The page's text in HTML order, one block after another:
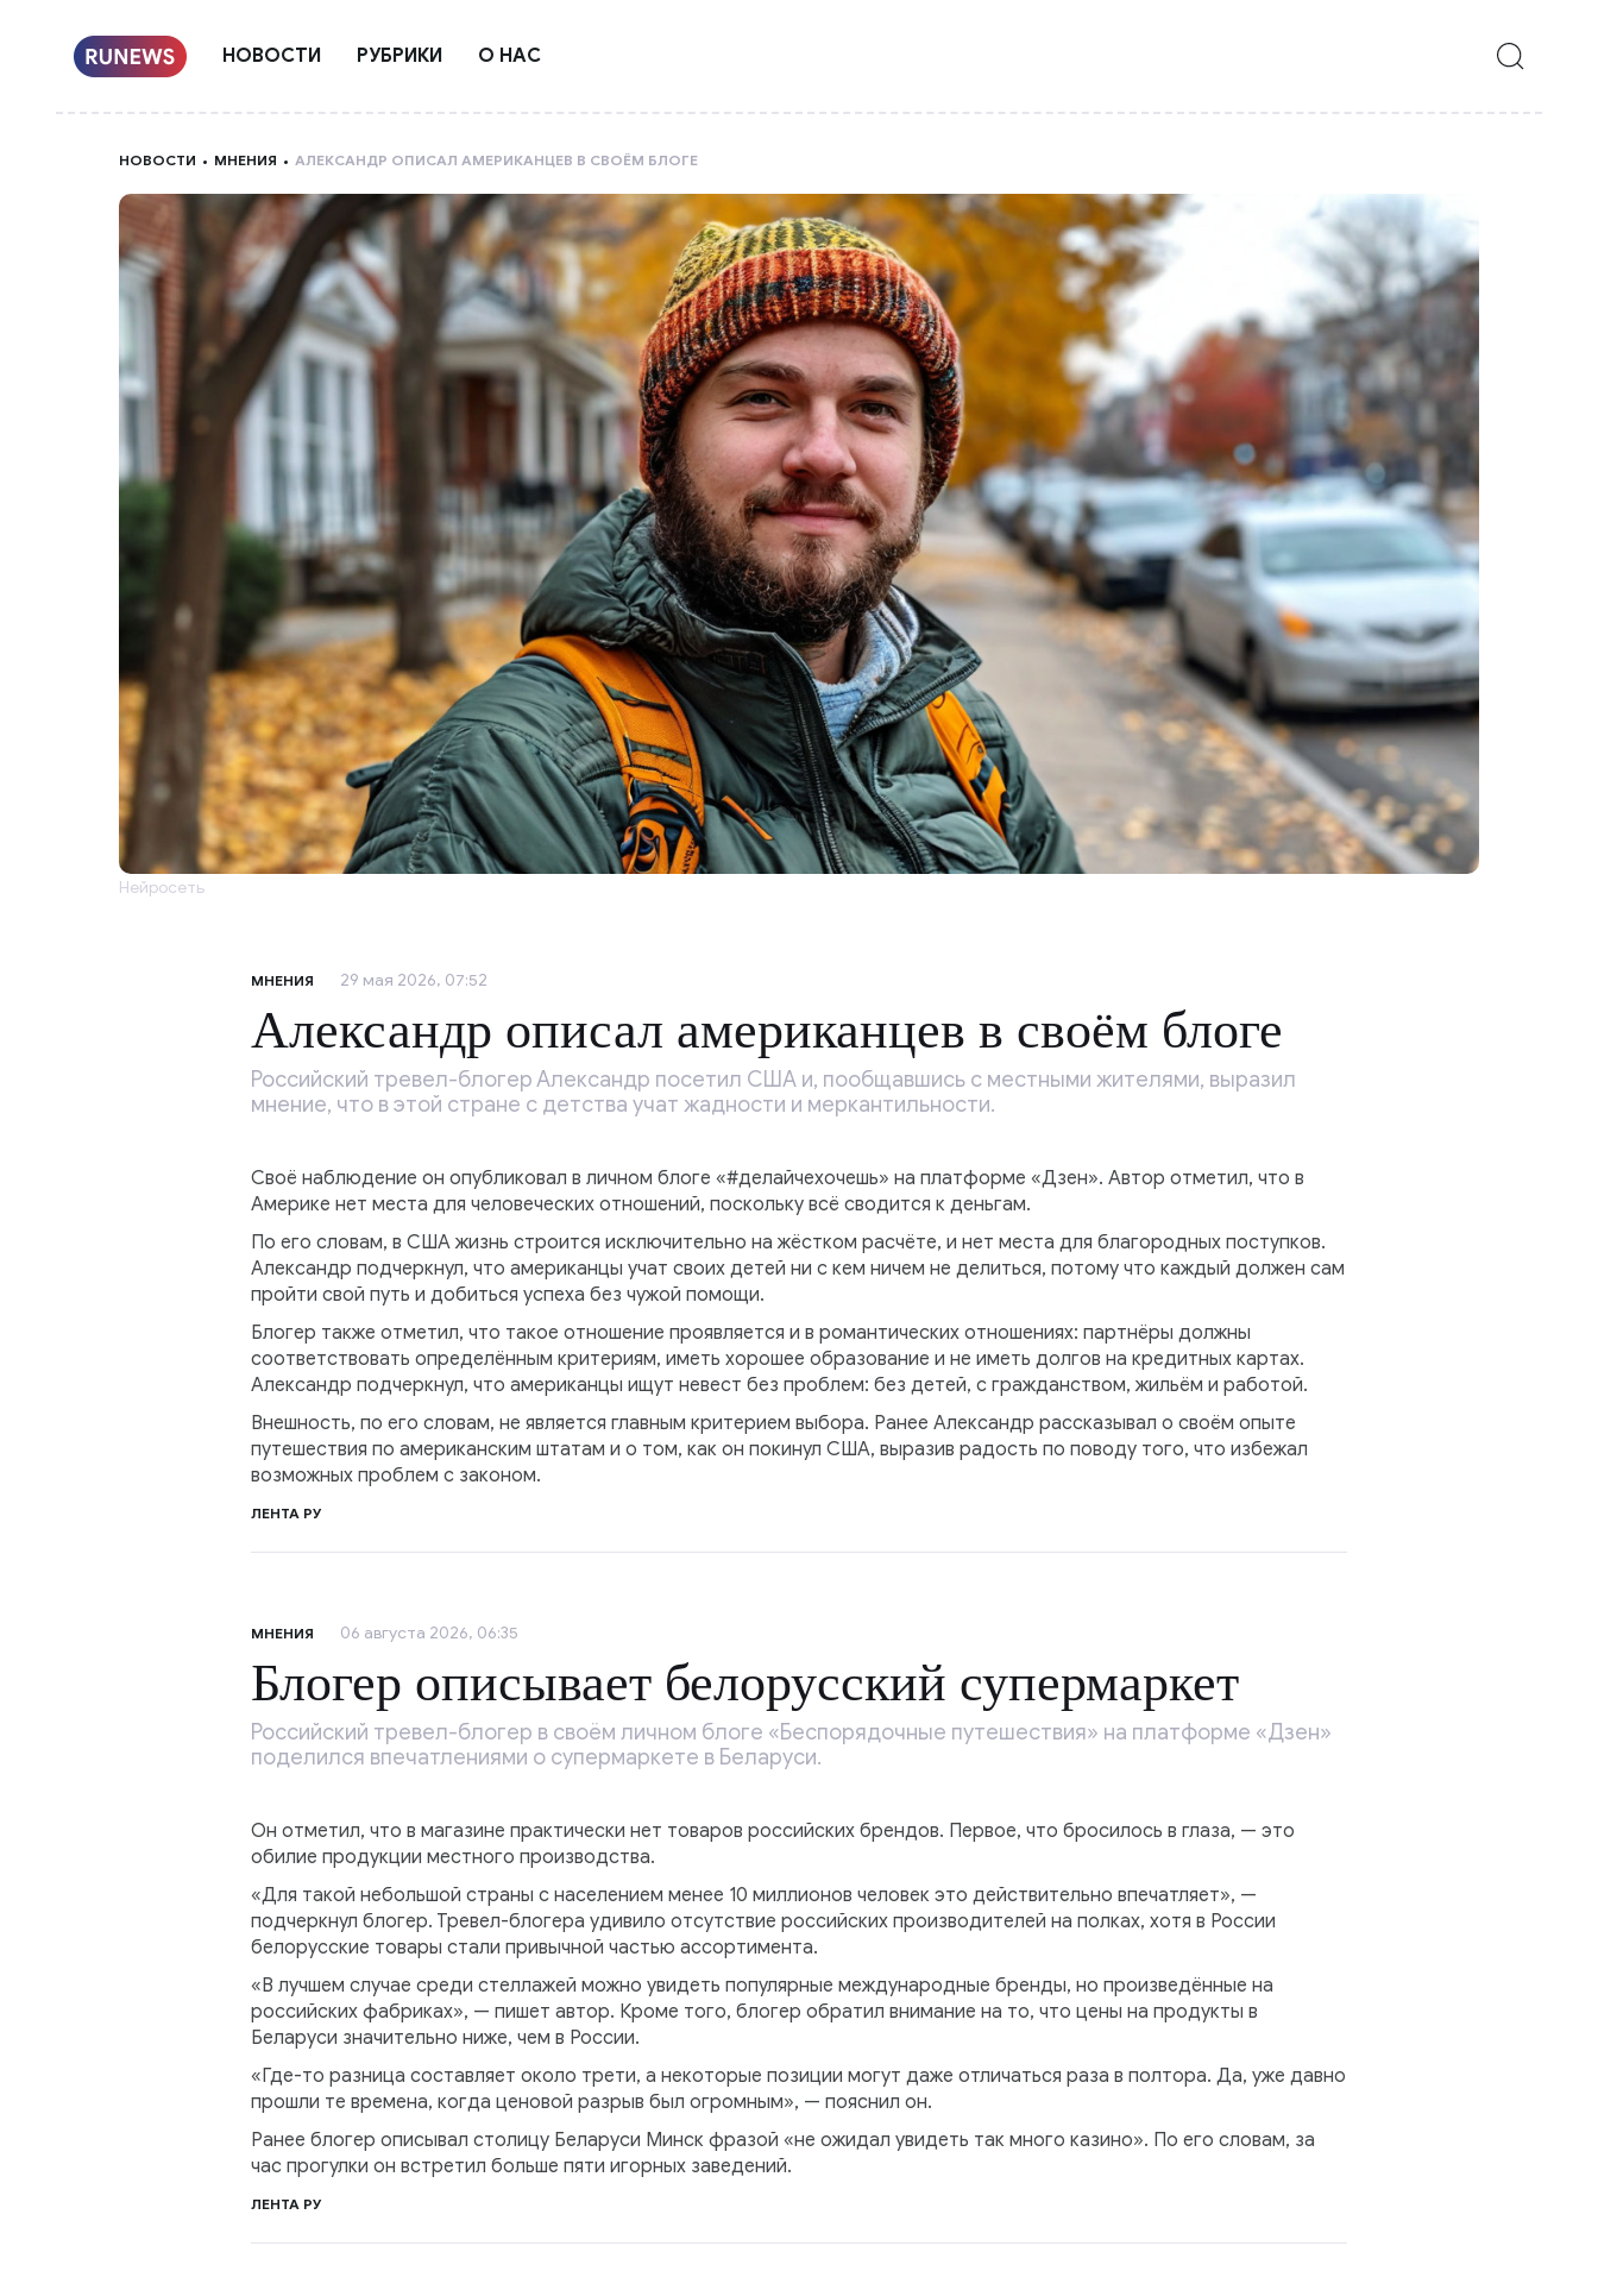
НОВОСТИ РУБРИКИ О НАС
НОВОСТИ МНЕНИЯ АЛЕКСАНДР ОПИСАЛ АМЕРИКАНЦЕВ В СВОЁМ БЛОГЕ
Нейросеть
МНЕНИЯ 29 мая 2026, 07:52
Александр описал американцев в своём блоге
Российский тревел-блогер Александр посетил США и, пообщавшись с местными жителями, выразил
мнение, что в этой стране с детства учат жадности и меркантильности.
Своё наблюдение он опубликовал в личном блоге «#делайчехочешь» на платформе «Дзен». Автор отметил, что в
Америке нет места для человеческих отношений, поскольку всё сводится к деньгам.
По его словам, в США жизнь строится исключительно на жёстком расчёте, и нет места для благородных поступков.
Александр подчеркнул, что американцы учат своих детей ни с кем ничем не делиться, потому что каждый должен сам
пройти свой путь и добиться успеха без чужой помощи.
Блогер также отметил, что такое отношение проявляется и в романтических отношениях: партнёры должны
соответствовать определённым критериям, иметь хорошее образование и не иметь долгов на кредитных картах.
Александр подчеркнул, что американцы ищут невест без проблем: без детей, с гражданством, жильём и работой.
Внешность, по его словам, не является главным критерием выбора. Ранее Александр рассказывал о своём опыте
путешествия по американским штатам и о том, как он покинул США, выразив радость по поводу того, что избежал
возможных проблем с законом.
ЛЕНТА РУ
МНЕНИЯ 06 августа 2026, 06:35
Блогер описывает белорусский супермаркет
Российский тревел-блогер в своём личном блоге «Беспорядочные путешествия» на платформе «Дзен»
поделился впечатлениями о супермаркете в Беларуси.
Он отметил, что в магазине практически нет товаров российских брендов. Первое, что бросилось в глаза, — это
обилие продукции местного производства.
«Для такой небольшой страны с населением менее 10 миллионов человек это действительно впечатляет», —
подчеркнул блогер. Тревел-блогера удивило отсутствие российских производителей на полках, хотя в России
белорусские товары стали привычной частью ассортимента.
«В лучшем случае среди стеллажей можно увидеть популярные международные бренды, но произведённые на
российских фабриках», — пишет автор. Кроме того, блогер обратил внимание на то, что цены на продукты в
Беларуси значительно ниже, чем в России.
«Где-то разница составляет около трети, а некоторые позиции могут даже отличаться раза в полтора. Да, уже давно
прошли те времена, когда ценовой разрыв был огромным», — пояснил он.
Ранее блогер описывал столицу Беларуси Минск фразой «не ожидал увидеть так много казино». По его словам, за
час прогулки он встретил больше пяти игорных заведений.
ЛЕНТА РУ